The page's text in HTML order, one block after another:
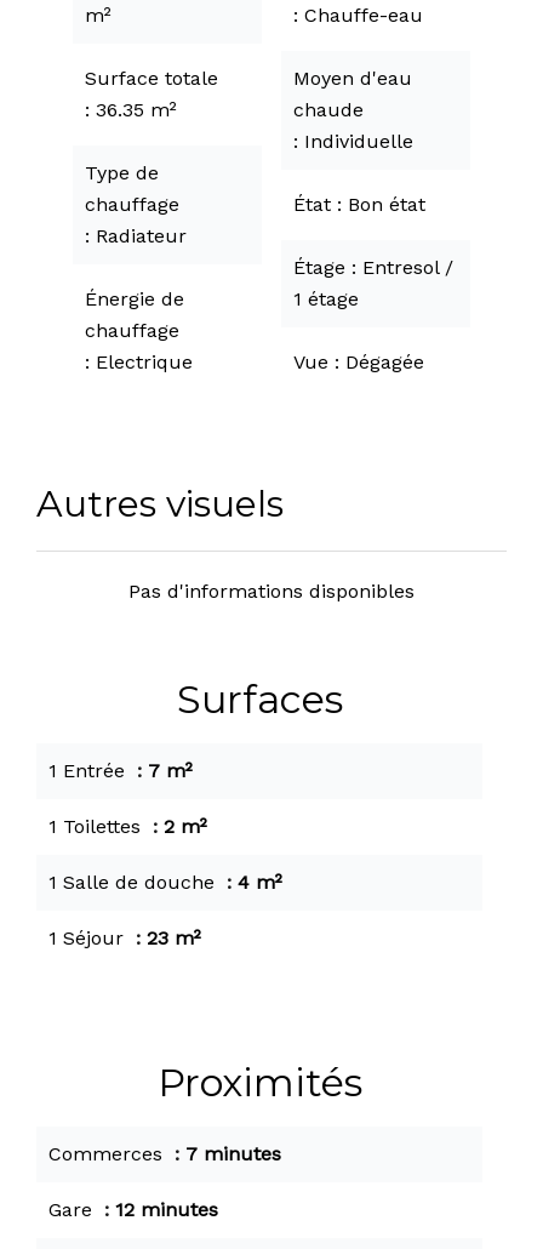
m²
Surface totale
36.35 m²
Type de
chauffage
Radiateur
Énergie de
chauffage
Electrique
Chauffe-eau
Moyen d'eau
chaude
Individuelle
État Bon état
Étage
Entresol /
1 étage
Vue Dégagée
Autres visuels
Pas d'informations disponibles
Surfaces
1 Entrée 7 m²
1 Toilettes 2 m²
1 Salle de douche 4 m²
1 Séjour 23 m²
Proximités
Commerces 7 minutes
Gare 12 minutes